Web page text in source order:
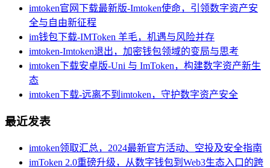
imtoken官网下载最新版-Imtoken使命，引领数字资产安
全与自由新征程
im钱包下载-IMToken 羊毛，机遇与风险并存
imtoken-Imtoken退出，加密钱包领域的变局与思考
imtoken下载安卓版-Uni 与 ImToken，构建数字资产新生
态
imtoken下载-远离不到imtoken，守护数字资产安全
最近发表
imtoken领取汇总，2024最新官方活动、空投及安全指南
imToken 2.0重磅升级，从数字钱包到Web3生态入口的跨